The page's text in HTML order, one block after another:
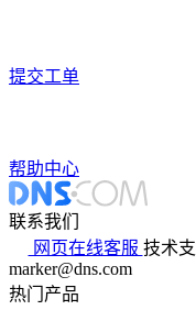
提交工单
帮助中心
联系我们
网页在线客服 技术支
marker@dns.com
热门产品